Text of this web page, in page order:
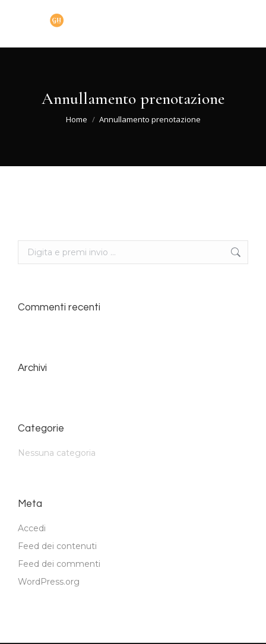
Annullamento prenotazione
You are here:
Home Annullamento prenotazione
Search:
Commenti recenti
Archivi
Categorie
Nessuna categoria
Meta
Accedi
Feed dei contenuti
Feed dei commenti
WordPress.org